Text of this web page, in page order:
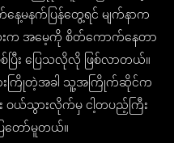
မနက်ပြန်တွေ့ရင် မျက်နာက
းက အမေ့ကို စိတ်ကောက်နေတာ
ြီး ပြေသလိုလို ဖြစ်လာတယ်။
ားကြိုတဲ့အခါ သူ့အကြိုက်ဆိုင်က
ယ်သွားလိုက်မှ ငါ့တပည့်ကြီး
တော်မူတယ်။